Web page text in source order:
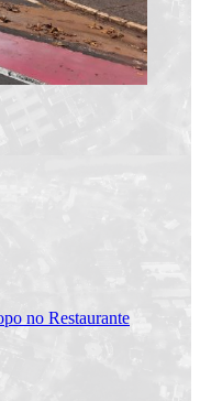
no Restaurante